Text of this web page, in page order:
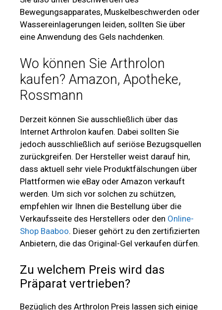
Bewegungsapparates, Muskelbeschwerden oder
Wassereinlagerungen leiden, sollten Sie über
eine Anwendung des Gels nachdenken.
Wo können Sie Arthrolon
kaufen? Amazon, Apotheke,
Rossmann
Derzeit können Sie ausschließlich über das
Internet Arthrolon kaufen. Dabei sollten Sie
jedoch ausschließlich auf seriöse Bezugsquellen
zurückgreifen. Der Hersteller weist darauf hin,
dass aktuell sehr viele Produktfälschungen über
Plattformen wie eBay oder Amazon verkauft
werden. Um sich vor solchen zu schützen,
empfehlen wir Ihnen die Bestellung über die
Verkaufsseite des Herstellers oder den Online-
Shop Baaboo. Dieser gehört zu den zertifizierten
Anbietern, die das Original-Gel verkaufen dürfen.
Zu welchem Preis wird das
Präparat vertrieben?
Bezüglich des Arthrolon Preis lassen sich einige